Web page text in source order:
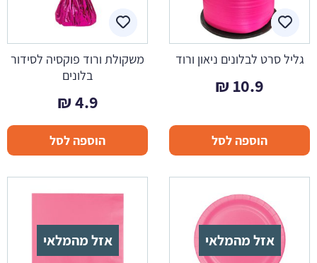
גליל סרט לבלונים ניאון ורוד
10.9
₪
הוספה לסל
משקולת ורוד פוקסיה לסידור
בלונים
4.9
₪
הוספה לסל
אזל מהמלאי אזל מהמלאי